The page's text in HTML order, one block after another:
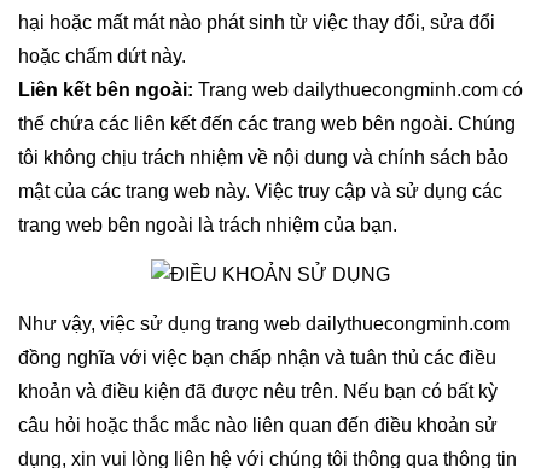
hại hoặc mất mát nào phát sinh từ việc thay đổi, sửa đổi
hoặc chấm dứt này.
Liên kết bên ngoài: Trang web dailythuecongminh.com có
thể chứa các liên kết đến các trang web bên ngoài. Chúng
tôi không chịu trách nhiệm về nội dung và chính sách bảo
mật của các trang web này. Việc truy cập và sử dụng các
trang web bên ngoài là trách nhiệm của bạn.
Như vậy, việc sử dụng trang web dailythuecongminh.com
đồng nghĩa với việc bạn chấp nhận và tuân thủ các điều
khoản và điều kiện đã được nêu trên. Nếu bạn có bất kỳ
câu hỏi hoặc thắc mắc nào liên quan đến điều khoản sử
dụng, xin vui lòng liên hệ với chúng tôi thông qua thông tin